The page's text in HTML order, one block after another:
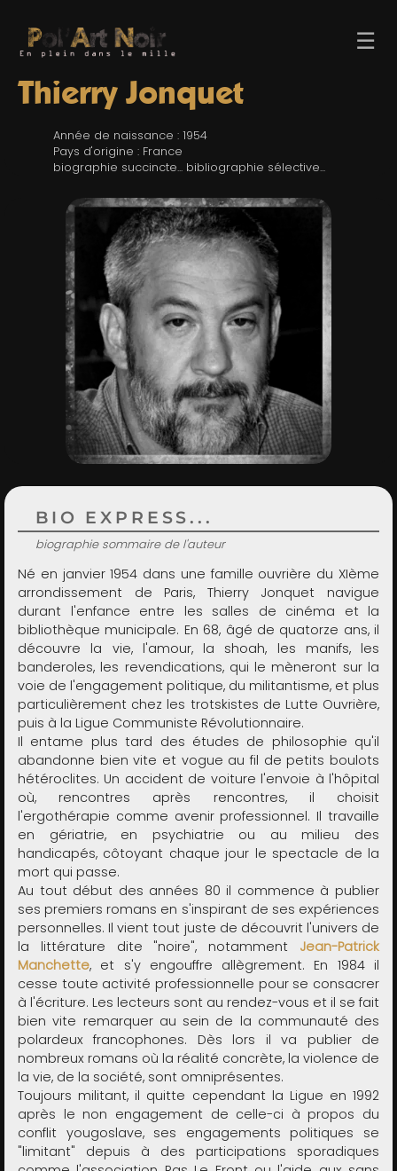
☰
TROMBINO
RECHERCHE
LIENS & FESTIVALS
UN POLAR AU HASARD
Thierry Jonquet
Année de naissance : 1954
Pays d'origine : France
biographie succincte... bibliographie sélective...
BIO EXPRESS...
biographie sommaire de l'auteur
Né en janvier 1954 dans une famille ouvrière du XIème
arrondissement de Paris, Thierry Jonquet navigue
durant l'enfance entre les salles de cinéma et la
bibliothèque municipale. En 68, âgé de quatorze ans, il
découvre la vie, l'amour, la shoah, les manifs, les
banderoles, les revendications, qui le mèneront sur la
voie de l'engagement politique, du militantisme, et plus
particulièrement chez les trotskistes de Lutte Ouvrière,
puis à la Ligue Communiste Révolutionnaire.
Il entame plus tard des études de philosophie qu'il
abandonne bien vite et vogue au fil de petits boulots
hétéroclites. Un accident de voiture l'envoie à l'hôpital
où, rencontres après rencontres, il choisit
l'ergothérapie comme avenir professionnel. Il travaille
en gériatrie, en psychiatrie ou au milieu des
handicapés, côtoyant chaque jour le spectacle de la
mort qui passe.
Au tout début des années 80 il commence à publier
ses premiers romans en s'inspirant de ses expériences
personnelles. Il vient tout juste de découvrit l'univers de
la littérature dite "noire", notamment Jean-Patrick
Manchette, et s'y engouffre allègrement. En 1984 il
cesse toute activité professionnelle pour se consacrer
à l'écriture. Les lecteurs sont au rendez-vous et il se fait
bien vite remarquer au sein de la communauté des
polardeux francophones. Dès lors il va publier de
nombreux romans où la réalité concrète, la violence de
la vie, de la société, sont omniprésentes.
Toujours militant, il quitte cependant la Ligue en 1992
après le non engagement de celle-ci à propos du
conflit yougoslave, ses engagements politiques se
"limitant" depuis à des participations sporadiques